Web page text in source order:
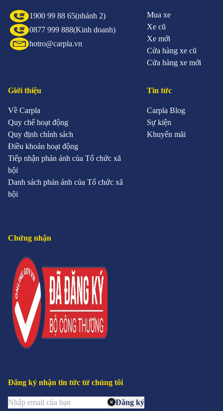
1900 99 88 65(nhánh 2)
0877 999 888(Kinh doanh)
hotro@carpla.vn
Mua xe
Xe cũ
Xe mới
Cửa hàng xe cũ
Cửa hàng xe mới
Giới thiệu
Về Carpla
Quy chế hoạt động
Quy định chính sách
Điều khoản hoạt động
Tiếp nhận phản ánh của Tổ chức xã
hội
Danh sách phản ánh của Tổ chức xã
hội
Tin tức
Carpla Blog
Sự kiện
Khuyến mãi
Chứng nhận
Đăng ký nhận tin tức từ chúng tôi
Đăng ký